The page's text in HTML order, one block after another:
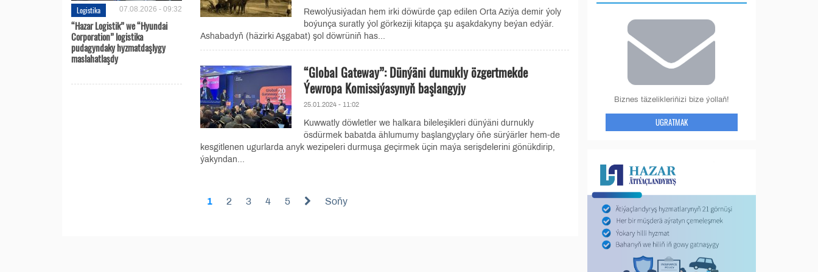
Logistika 07.08.2026 - 09:32
“Hazar Logistik” we “Hyundai
Corporation” logistika
pudagyndaky hyzmatdaşlygy
maslahatlaşdy
Rewolýusiýadan hem irki döwürde çap edilen Orta Aziýa demir ýoly
boýunça suratly ýol görkeziji kitapça şu aşakdakyny beýan edýär.
Ashabadyň (häzirki Aşgabat) şol döwrüniň has...
“Global Gateway”: Dünýäni durnukly özgertmekde
Ýewropa Komissiýasynyň başlangyjy
25.01.2024 - 11:02
Kuwwatly döwletler we halkara bileleşikleri dünýäni durnukly
ösdürmek babatda ählumumy başlangyçlary öňe sürýärler hem-de
kesgitlenen ugurlarda anyk wezipeleri durmuşa geçirmek üçin maýa serişdelerini gönükdirip,
ýakyndan...
1 2 3 4 5 Soňy
Biznes täzelikleriňizi bize ýollaň!
UGRATMAK